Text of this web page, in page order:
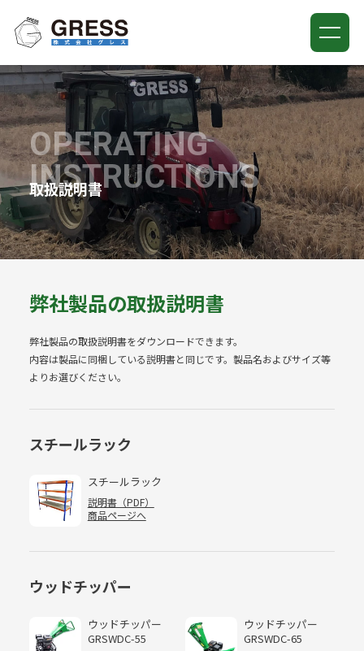
ホーム
当社について
取扱説明書
メンテナンスサービス
お知らせ
お問い合わせ
0436-67-1260
OPERATING
INSTRUCTIONS
取扱説明書
弊社製品の取扱説明書
弊社製品の取扱説明書をダウンロードできます。
内容は製品に同梱している説明書と同じです。製品名およびサイズ等
よりお選びください。
スチールラック
スチールラック
説明書（PDF）
商品ページへ
ウッドチッパー
ウッドチッパー
GRSWDC-55
ウッドチッパー
GRSWDC-65